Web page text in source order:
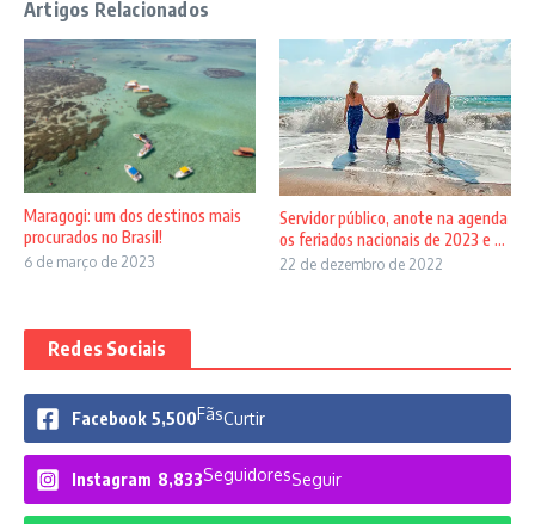
Artigos Relacionados
Maragogi: um dos destinos mais
procurados no Brasil!
6 de março de 2023
Servidor público, anote na agenda
os feriados nacionais de 2023 e ...
22 de dezembro de 2022
Redes Sociais
Facebook 5,500FãsCurtir
Instagram 8,833SeguidoresSeguir